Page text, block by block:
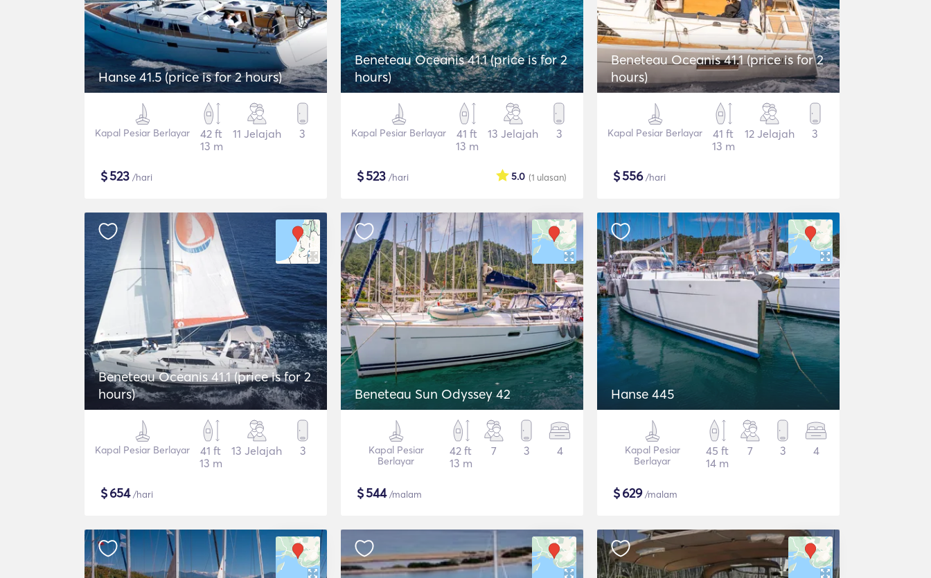
Hanse 41.5 (price is for 2 hours)
Kapal Pesiar Berlayar
42 ft
13 m
11 Jelajah 3
$523 /hari
Beneteau Oceanis 41.1 (price is for 2
hours)
Kapal Pesiar Berlayar
41 ft
13 m
13 Jelajah 3
$523 /hari (1 ulasan)
5.0
Beneteau Oceanis 41.1 (price is for 2
hours)
Kapal Pesiar Berlayar
41 ft
13 m
12 Jelajah 3
$556/hari
Beneteau Oceanis 41.1 (price is for 2
hours)
Kapal Pesiar Berlayar
41 ft
13 m
13 Jelajah 3
$654/hari
Beneteau Sun Odyssey 42
Kapal Pesiar
Berlayar
42 ft
13 m
7 3 4
$544/malam
Hanse 445
Kapal Pesiar
Berlayar
45 ft
14 m
7 3 4
$629/malam